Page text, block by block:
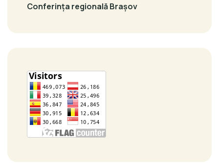
Conferința regională Brașov